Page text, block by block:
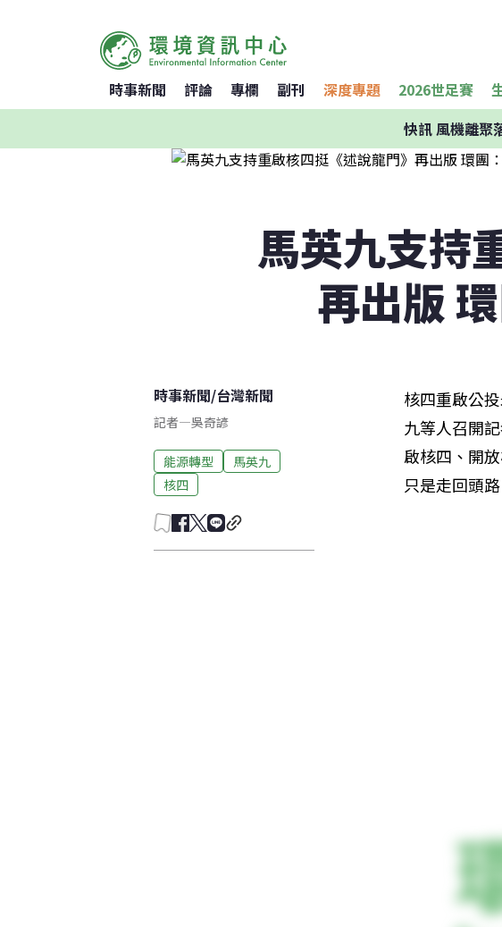
時事新聞 評論 專欄 副刊 深度專題 2026世足賽
快訊風機離聚
馬英九支持
再出版
時事新聞/台灣新聞
記者—吳奇諺
能源轉型
馬英九
核四
核四重啟公
九等人召開
啟核四、開
只是走回頭路